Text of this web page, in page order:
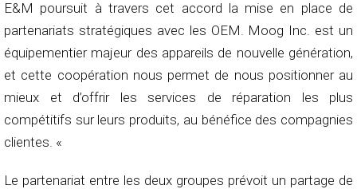
E&M poursuit à travers cet accord la mise en place de
partenariats stratégiques avec les OEM. Moog Inc. est un
équipementier majeur des appareils de nouvelle génération,
et cette coopération nous permet de nous positionner au
mieux et d’offrir les services de réparation les plus
compétitifs sur leurs produits, au bénéfice des compagnies
clientes. «
Le partenariat entre les deux groupes prévoit un partage de